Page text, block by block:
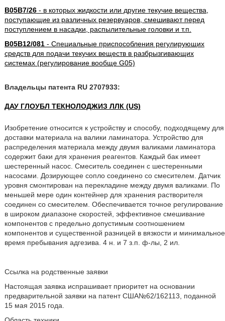
B05B7/26- в которых жидкости или другие текучие вещества,
поступающие из различных резервуаров, смешивают перед
поступлением в насадки, распылительные головки и т.п.
B05B12/081- Специальные приспособления регулирующих
средств для подачи текучих веществ в разбрызгивающих
системах (регулирование вообще G05)
Владельцы патента RU 2707933:
ДАУ ГЛОУБЛ ТЕКНОЛОДЖИЗ ЛЛК (US)
Изобретение относится к устройству и способу, подходящему для
доставки материала на валики ламинатора. Устройство для
распределения материала между двумя валиками ламинатора
содержит баки для хранения реагентов. Каждый бак имеет
шестеренный насос. Смеситель соединен с шестеренными
насосами. Дозирующее сопло соединено со смесителем. Датчик
уровня смонтирован на перекладине между двумя валиками. По
меньшей мере один контейнер для хранения растворителя
соединен со смесителем. Обеспечивается точное регулирование
в широком диапазоне скоростей, эффективное смешивание
компонентов с предельно допустимым соотношением
компонентов и существенной разницей в вязкости и минимальное
время пребывания адгезива. 4 н. и 7 з.п. ф-лы, 2 ил.
Ссылка на родственные заявки
Настоящая заявка испрашивает приоритет на основании
предварительной заявки на патент США№62/162113, поданной
15 мая 2015 года.